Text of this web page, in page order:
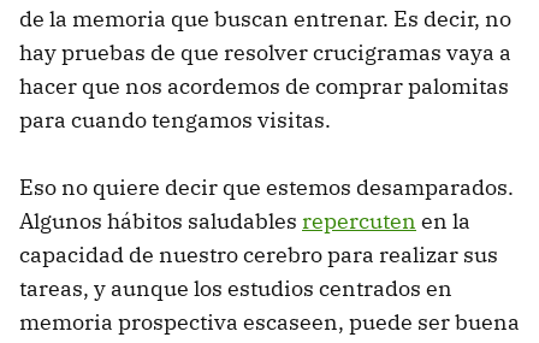
de la memoria que buscan entrenar. Es decir, no
hay pruebas de que resolver crucigramas vaya a
hacer que nos acordemos de comprar palomitas
para cuando tengamos visitas.
Eso no quiere decir que estemos desamparados.
Algunos hábitos saludables repercuten en la
capacidad de nuestro cerebro para realizar sus
tareas, y aunque los estudios centrados en
memoria prospectiva escaseen, puede ser buena